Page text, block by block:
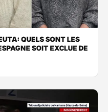
QUELS SONT LES
SOIT EXCLUE DE